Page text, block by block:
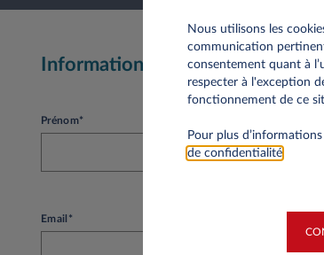
Informations personnelles
Prénom*
Email*
Nous utilisons les
communication
consentement quant à
respecter à l'exception
fonctionnement de ce
Pour plus
de confidentialité